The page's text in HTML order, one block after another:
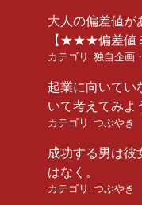
大人の偏差値
【★★★偏差値
カテゴリ: 独自企画
起業に向いてい
いて考えてみよ
カテゴリ: つぶやき
成功する男は彼
はなく。
カテゴリ: つぶやき